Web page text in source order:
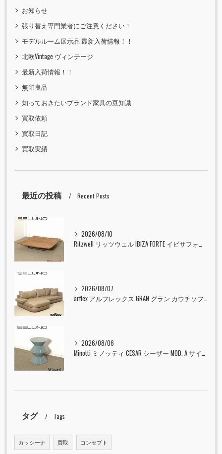
お知らせ
張り替え専門業者にご注意ください！
モデルルーム展示品 最新入荷情報！！
北欧Vintage ヴィンテージ
最新入荷情報！！
無印良品
知っておきたいブランド家具の豆知識
買取依頼
買取日記
買取実績
最近の投稿 Recent Posts
2026/08/10
2026/08/07
2026/08/06
タグ Tags
カッシーナ 買取 コンセプト